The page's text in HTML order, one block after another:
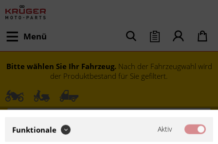
Menü
Bitte wählen Sie Ihr Fahrzeug. Nach der Fahrzeugwahl wird
der Produktbestand für Sie gefiltert.
Funktionale Aktiv